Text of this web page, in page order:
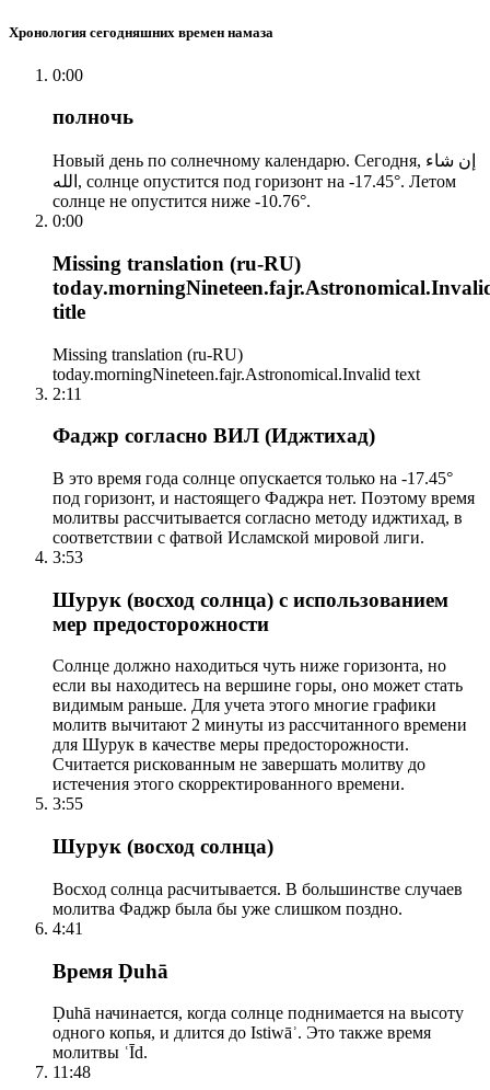
Хронология сегодняшних времен намаза
0:00
полночь
Новый день по солнечному календарю. Сегодня, إن شاء
الله, солнце опустится под горизонт на -17.45°. Летом
солнце не опустится ниже -10.76°.
0:00
Missing translation (ru-RU)
title
Missing translation (ru-RU)
today.morningNineteen.fajr.Astronomical.Invalid text
2:11
Фаджр согласно ВИЛ (Иджтихад)
В это время года солнце опускается только на -17.45°
под горизонт, и настоящего Фаджра нет. Поэтому время
молитвы рассчитывается согласно методу иджтихад, в
соответствии с фатвой Исламской мировой лиги.
3:53
Шурук (восход солнца) с использованием
мер предосторожности
Солнце должно находиться чуть ниже горизонта, но
если вы находитесь на вершине горы, оно может стать
видимым раньше. Для учета этого многие графики
молитв вычитают 2 минуты из рассчитанного времени
для Шурук в качестве меры предосторожности.
Считается рискованным не завершать молитву до
истечения этого скорректированного времени.
3:55
Шурук (восход солнца)
Восход солнца расчитывается. В большинстве случаев
молитва Фаджр была бы уже слишком поздно.
4:41
Время Ḍuhā
Ḍuhā начинается, когда солнце поднимается на высоту
одного копья, и длится до Istiwāʾ. Это также время
молитвы ʿĪd.
11:48